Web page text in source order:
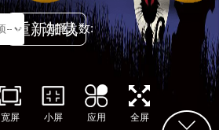
选择人数:
重新加载
宽屏 小屏 应用 全屏